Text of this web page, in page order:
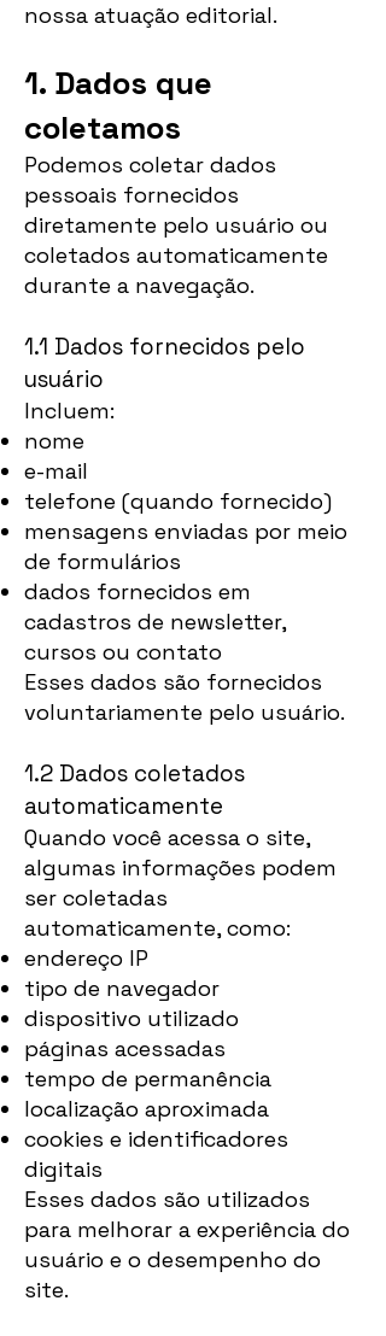
nossa atuação editorial.
1. Dados que
coletamos
Podemos coletar dados
pessoais fornecidos
diretamente pelo usuário ou
coletados automaticamente
durante a navegação.
1.1 Dados fornecidos pelo
usuário
Incluem:
nome
e-mail
telefone (quando fornecido)
mensagens enviadas por meio
de formulários
dados fornecidos em
cadastros de newsletter,
cursos ou contato
Esses dados são fornecidos
voluntariamente pelo usuário.
1.2 Dados coletados
automaticamente
Quando você acessa o site,
algumas informações podem
ser coletadas
automaticamente, como:
endereço IP
tipo de navegador
dispositivo utilizado
páginas acessadas
tempo de permanência
localização aproximada
cookies e identificadores
digitais
Esses dados são utilizados
para melhorar a experiência do
usuário e o desempenho do
site.